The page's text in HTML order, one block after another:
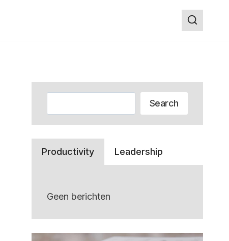
Search
Productivity Leadership
Geen berichten